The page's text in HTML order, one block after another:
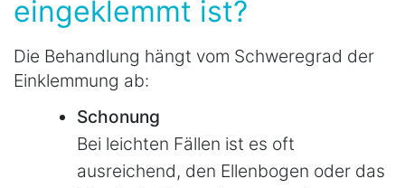
eingeklemmt ist?
Die Behandlung hängt vom Schweregrad der
Einklemmung ab:
Schonung
Bei leichten Fällen ist es oft
ausreichend, den Ellenbogen oder das